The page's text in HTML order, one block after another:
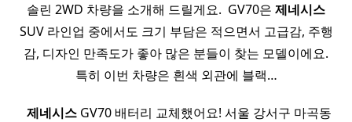
솔린 2WD 차량을 소개해 드릴게요. ​ GV70은 제네시스
SUV 라인업 중에서도 크기 부담은 적으면서 고급감, 주행
감, 디자인 만족도가 좋아 많은 분들이 찾는 모델이에요.
특히 이번 차량은 흰색 외관에 블랙…
제네시스 GV70 배터리 교체했어요! 서울 강서구 마곡동